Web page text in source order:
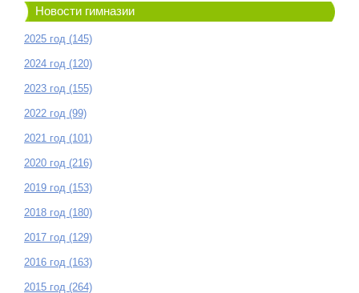
Новости гимназии
2025 год (145)
2024 год (120)
2023 год (155)
2022 год (99)
2021 год (101)
2020 год (216)
2019 год (153)
2018 год (180)
2017 год (129)
2016 год (163)
2015 год (264)